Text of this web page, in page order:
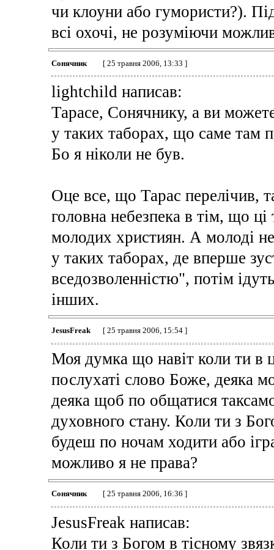
чи клоуни або гумористи?).
всі охочі, не розуміючи
Сонячник [ 25 травня 2006, 13:33 ]
lightchild написав:
Тарасе, Сонячнику, а ви
у таких таборах, що саме там
Бо я ніколи не був.
Оце все, що Тарас перелічив,
головна небезпека в тім, що
молодих християн. А молоді
у таких таборах, де вперше
вседозволенністю", потім
інших.
JesusFreak [ 25 травня 2006, 15:54 ]
Моя думка що навіт коли ти в
послухаті слово Боже, деяка
деяка щоб по общатися
духовного стану. Коли ти з
будеш по ночам ходити або
можливо я не права?
Сонячник [ 25 травня 2006, 16:36 ]
JesusFreak написав:
Коли ти з Богом в тісному